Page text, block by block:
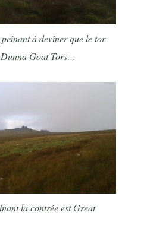
à deviner que le tor
Dunna Goat Tors…
la contrée est Great